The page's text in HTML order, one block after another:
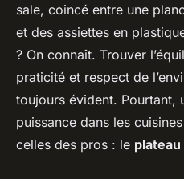
sale, coincé entre une
et des assiettes en
? On connaît. Trouver
praticité et respect de
toujours évident. Pourtant,
puissance dans les
celles des pros : le